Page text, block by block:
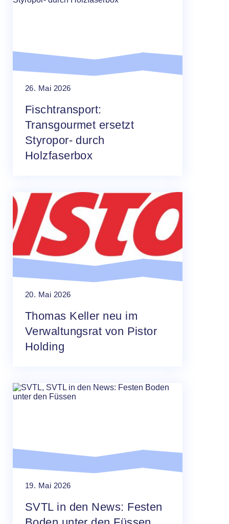
26. Mai 2026
Fischtransport:
Transgourmet ersetzt
Styropor- durch
Holzfaserbox
20. Mai 2026
Thomas Keller neu im
Verwaltungsrat von Pistor
Holding
19. Mai 2026
SVTL in den News: Festen